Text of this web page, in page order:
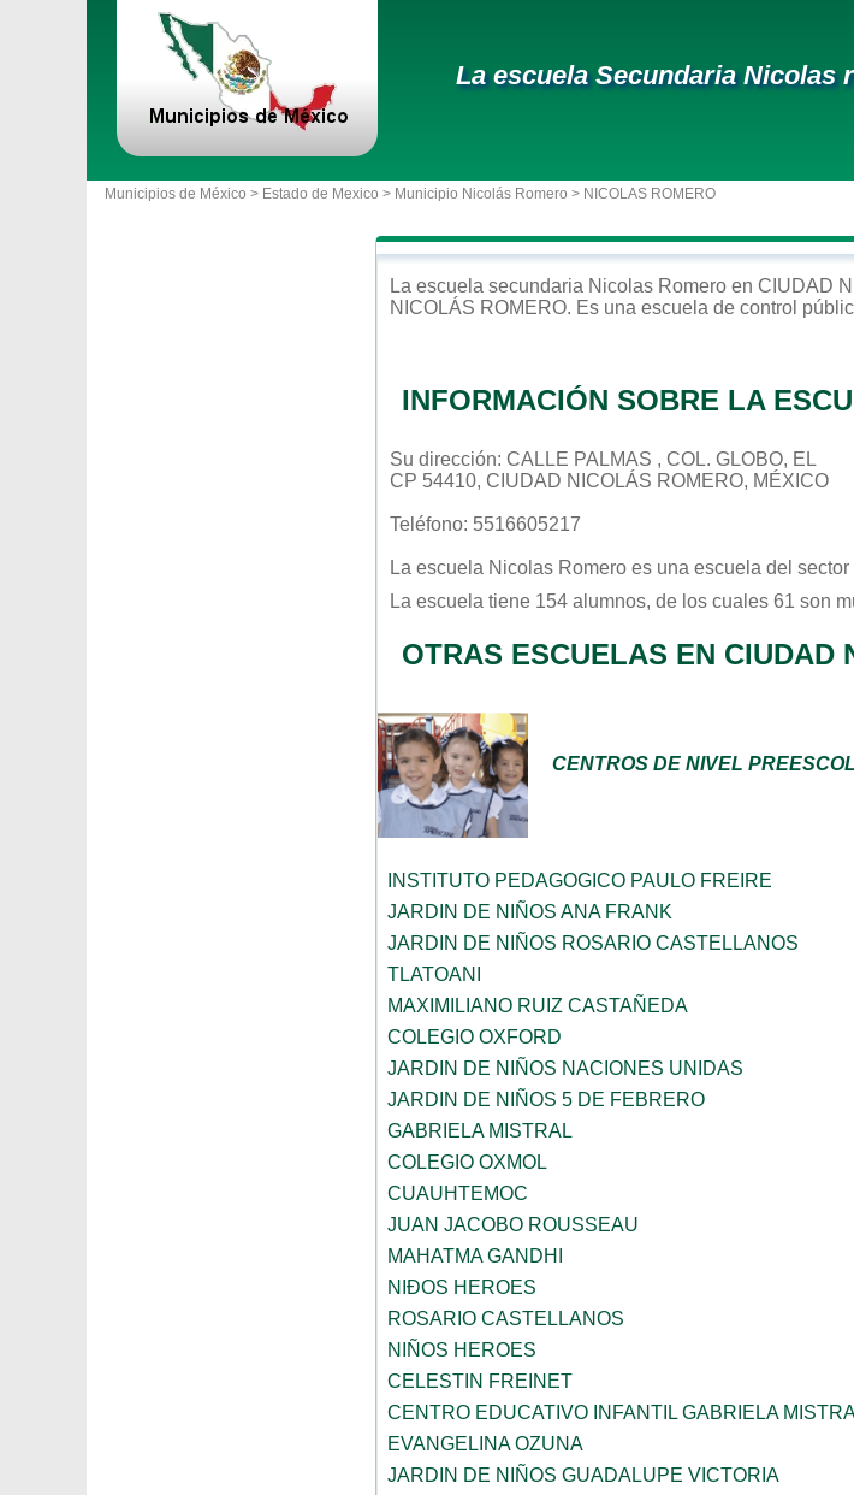
La escuela Secundaria Nicolas
Municipios de México > Estado de Mexico > Municipio Nicolás Romero > NICOLAS ROMERO
La escuela secundaria Nicolas Romero en CIUDAD
NICOLÁS ROMERO. Es una escuela de control
INFORMACIÓN SOBRE LA
Su dirección: CALLE PALMAS , COL. GLOBO, EL
CP 54410, CIUDAD NICOLÁS ROMERO, MÉXICO
Teléfono: 5516605217
La escuela Nicolas Romero es una escuela del sector
La escuela tiene 154 alumnos, de los cuales 61 son
OTRAS ESCUELAS EN CIUDAD
CENTROS DE NIVEL
INSTITUTO PEDAGOGICO PAULO FREIRE
JARDIN DE NIÑOS ANA FRANK
JARDIN DE NIÑOS ROSARIO CASTELLANOS
TLATOANI
MAXIMILIANO RUIZ CASTAÑEDA
COLEGIO OXFORD
JARDIN DE NIÑOS NACIONES UNIDAS
JARDIN DE NIÑOS 5 DE FEBRERO
GABRIELA MISTRAL
COLEGIO OXMOL
CUAUHTEMOC
JUAN JACOBO ROUSSEAU
MAHATMA GANDHI
NIÐOS HEROES
ROSARIO CASTELLANOS
NIÑOS HEROES
CELESTIN FREINET
CENTRO EDUCATIVO INFANTIL GABRIELA
EVANGELINA OZUNA
JARDIN DE NIÑOS GUADALUPE VICTORIA